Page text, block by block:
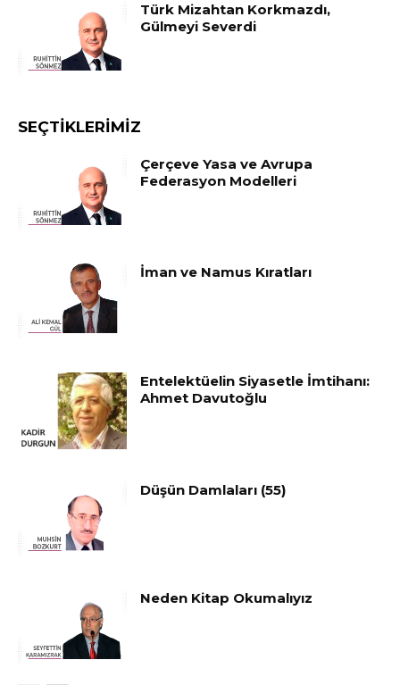
Türk Mizahtan Korkmazdı,
Gülmeyi Severdi
SEÇTIKLERIMIZ
Çerçeve Yasa ve Avrupa
Federasyon Modelleri
İman ve Namus Kıratları
Entelektüelin Siyasetle İmtihanı:
Ahmet Davutoğlu
Düşün Damlaları (55)
Neden Kitap Okumalıyız